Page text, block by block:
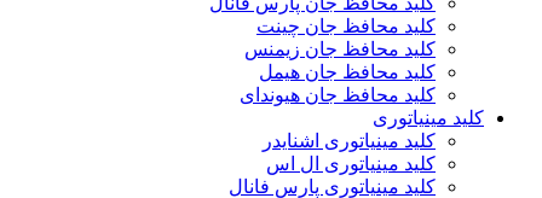
کلید محافظ جان چینت
کلید محافظ جان زیمنس
کلید محافظ جان هیمل
کلید محافظ جان هیوندای
کلید مینیاتوری
کلید مینیاتوری اشنایدر
کلید مینیاتوری ال اس
کلید مینیاتوری پارس فانال